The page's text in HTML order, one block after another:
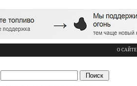
О САЙТЕ